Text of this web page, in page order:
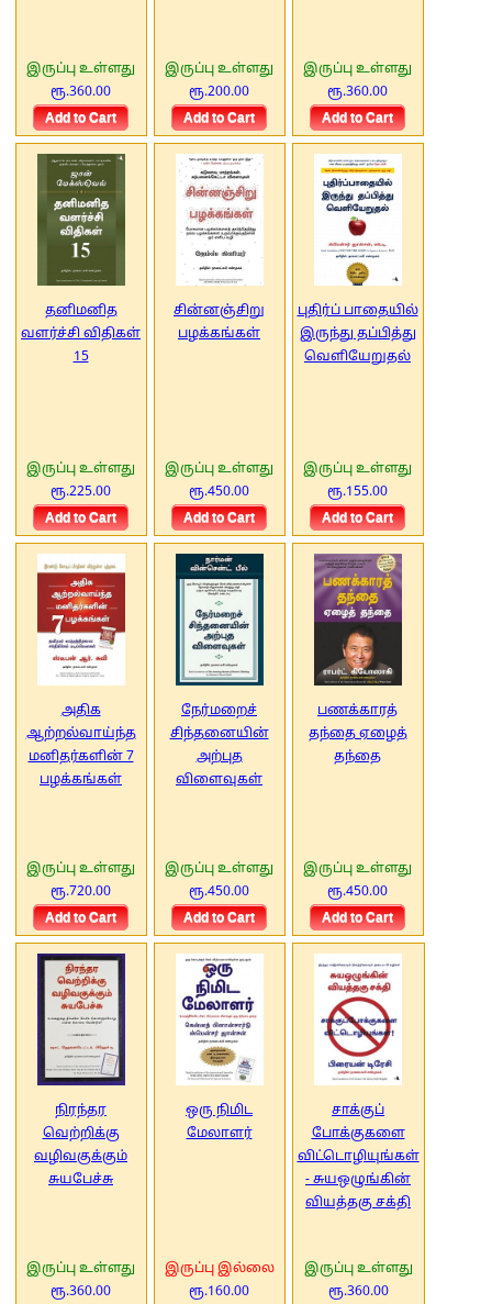
இருப்பு உள்ளது
ரூ.360.00
இருப்பு உள்ளது
ரூ.200.00
இருப்பு உள்ளது
ரூ.360.00
தனிமனித
வளர்ச்சி விதிகள்
15
இருப்பு உள்ளது
ரூ.225.00
சின்னஞ்சிறு
பழக்கங்கள்
இருப்பு உள்ளது
ரூ.450.00
புதிர்ப் பாதையில்
இருந்து தப்பித்து
வெளியேறுதல்
இருப்பு உள்ளது
ரூ.155.00
அதிக
ஆற்றல்வாய்ந்த
மனிதர்களின் 7
பழக்கங்கள்
இருப்பு உள்ளது
ரூ.720.00
நேர்மறைச்
சிந்தனையின்
அற்புத
விளைவுகள்
இருப்பு உள்ளது
ரூ.450.00
பணக்காரத்
தந்தை ஏழைத்
தந்தை
இருப்பு உள்ளது
ரூ.450.00
நிரந்தர
வெற்றிக்கு
வழிவகுக்கும்
சுயபேச்சு
இருப்பு உள்ளது
ரூ.360.00
ஒரு நிமிட
மேலாளர்
இருப்பு இல்லை
ரூ.160.00
சாக்குப்
போக்குகளை
விட்டொழியுங்கள்
- சுயஒழுங்கின்
வியத்தகு சக்தி
இருப்பு உள்ளது
ரூ.360.00